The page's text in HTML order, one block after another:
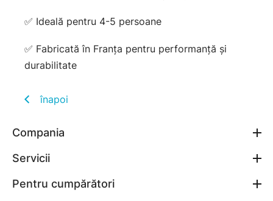
✅ Ideală pentru 4-5 persoane
✅ Fabricată în Franța pentru performanță și
durabilitate
înapoi
Compania
Servicii
Pentru cumpărători